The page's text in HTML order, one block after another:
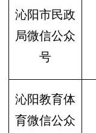
沁阳市民政
局微信公众
号
沁阳教育体
育微信公众